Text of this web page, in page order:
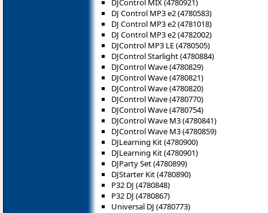
DJControl MIX (4780921)
DJ Control MP3 e2 (4780583)
DJ Control MP3 e2 (4781018)
DJ Control MP3 e2 (4782002)
DJControl MP3 LE (4780505)
DJControl Starlight (4780884)
DJControl Wave (4780829)
DJControl Wave (4780821)
DJControl Wave (4780820)
DJControl Wave (4780770)
DJControl Wave (4780754)
DJControl Wave M3 (4780841)
DJControl Wave M3 (4780859)
DJLearning Kit (4780900)
DJLearning Kit (4780901)
DJParty Set (4780899)
DJStarter Kit (4780890)
P32 DJ (4780848)
P32 DJ (4780867)
Universal DJ (4780773)